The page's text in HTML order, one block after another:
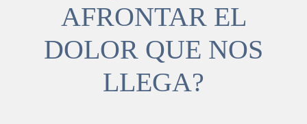
AFRONTAR EL
DOLOR QUE NOS
LLEGA?